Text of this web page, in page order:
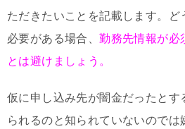
ただきたいことを記載します。ど
必要がある場合、勤務先情報が必
とは避けましょう。
仮に申し込み先が闇金だったとす
られるのと知られていないので